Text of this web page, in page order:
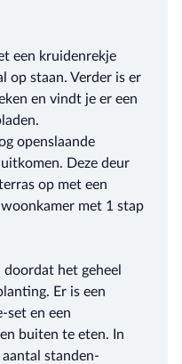
een kruidenrekje
op staan. Verder is er
en vindt je er een
openslaande
Deze deur
op met een
met 1 stap
het geheel
Er is een
set en een
buiten te eten. In
standen-